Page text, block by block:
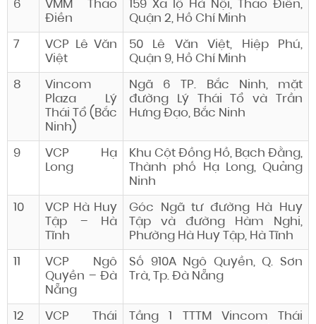
6
VMM Thảo
Điền
159 Xa lộ Hà Nội, Thảo Điền,
Quận 2, Hồ Chí Minh
7
VCP Lê Văn
Việt
50 Lê Văn Việt, Hiệp Phú,
Quận 9, Hồ Chí Minh
8
Vincom
Plaza Lý
Thái Tổ (Bắc
Ninh)
Ngã 6 TP. Bắc Ninh, mặt
đường Lý Thái Tổ và Trần
Hưng Đạo, Bắc Ninh
9
VCP Hạ
Long
Khu Cột Đồng Hồ, Bạch Đằng,
Thành phố Hạ Long, Quảng
Ninh
10
VCP Hà Huy
Tập – Hà
Tĩnh
Góc Ngã tư đường Hà Huy
Tập và đường Hàm Nghi,
Phường Hà Huy Tập, Hà Tĩnh
11
VCP Ngô
Quyền – Đà
Nẵng
Số 910A Ngô Quyền, Q. Sơn
Trà, Tp. Đà Nẵng
12
VCP Thái
Tầng 1 TTTM Vincom Thái